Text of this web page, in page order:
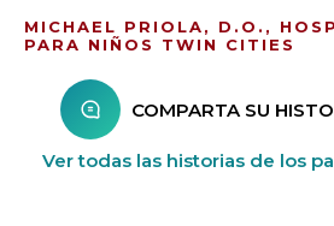
MICHAEL PRIOLA, D.O.,
PARA NIÑOS TWIN CITIES
COMPARTA SU
Ver todas las historias de los